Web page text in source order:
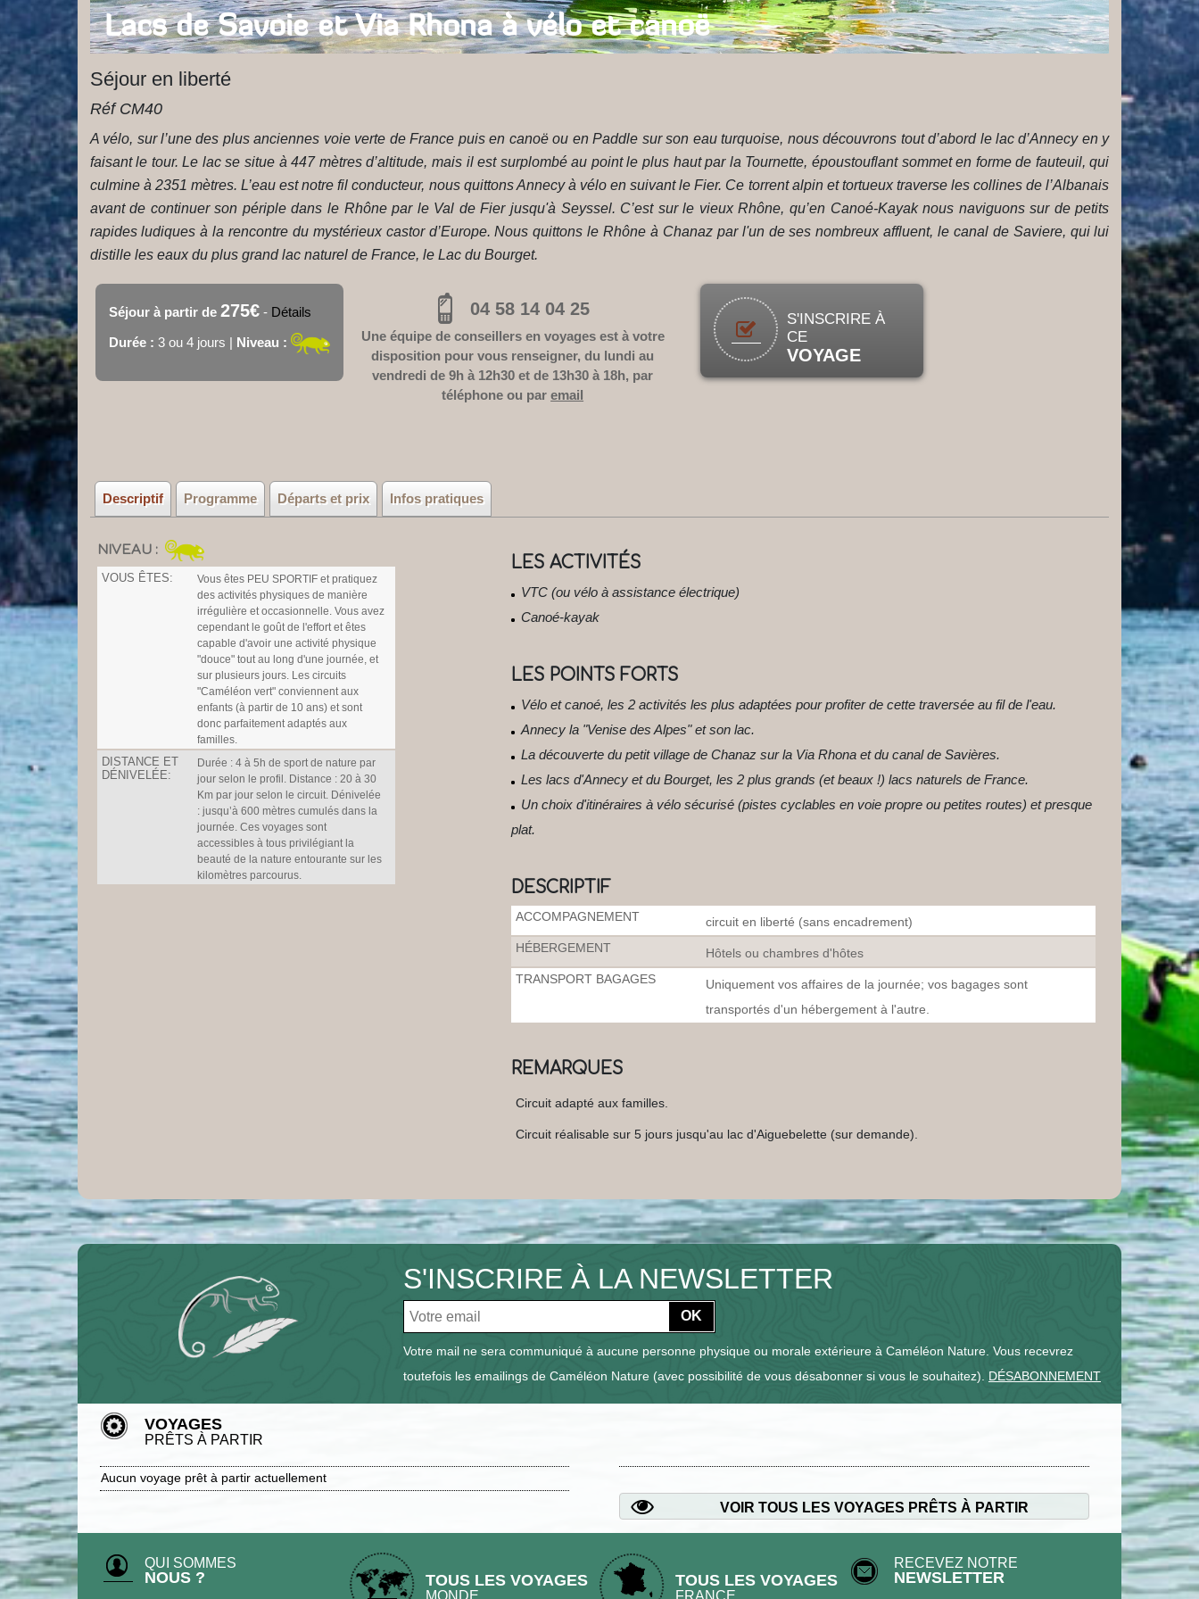
Lacs de Savoie et Via Rhona à vélo et canoë
Séjour en liberté
Réf CM40
A vélo, sur l’une des plus anciennes voie verte de France puis en canoë ou en Paddle sur son eau turquoise, nous découvrons tout d’abord le lac d’Annecy en y
faisant le tour. Le lac se situe à 447 mètres d’altitude, mais il est surplombé au point le plus haut par la Tournette, époustouflant sommet en forme de fauteuil, qui
culmine à 2351 mètres. L’eau est notre fil conducteur, nous quittons Annecy à vélo en suivant le Fier. Ce torrent alpin et tortueux traverse les collines de l’Albanais
avant de continuer son périple dans le Rhône par le Val de Fier jusqu'à Seyssel. C’est sur le vieux Rhône, qu’en Canoé-Kayak nous naviguons sur de petits
rapides ludiques à la rencontre du mystérieux castor d’Europe. Nous quittons le Rhône à Chanaz par l'un de ses nombreux affluent, le canal de Saviere, qui lui
distille les eaux du plus grand lac naturel de France, le Lac du Bourget.
Séjour à partir de 275€- Détails
Durée : 3 ou 4 jours | Niveau :
04 58 14 04 25
Une équipe de conseillers en voyages est à votre
disposition pour vous renseigner, du lundi au
vendredi de 9h à 12h30 et de 13h30 à 18h, par
téléphone ou paremail
S'INSCRIRE À
CE
VOYAGE
Descriptif Programme Départs et prix Infos pratiques
NIVEAU :
VOUS ÊTES:
Vous êtes PEU SPORTIF et pratiquez
des activités physiques de manière
irrégulière et occasionnelle. Vous avez
cependant le goût de l'effort et êtes
capable d'avoir une activité physique
"douce" tout au long d'une journée, et
sur plusieurs jours. Les circuits
"Caméléon vert" conviennent aux
enfants (à partir de 10 ans) et sont
donc parfaitement adaptés aux
familles.
DISTANCE ET
DÉNIVELÉE:
Durée : 4 à 5h de sport de nature par
jour selon le profil. Distance : 20 à 30
Km par jour selon le circuit. Dénivelée
: jusqu’à 600 mètres cumulés dans la
journée. Ces voyages sont
accessibles à tous privilégiant la
beauté de la nature entourante sur les
kilomètres parcourus.
LES ACTIVITÉS
VTC (ou vélo à assistance électrique)
Canoé-kayak
LES POINTS FORTS
Vélo et canoé, les 2 activités les plus adaptées pour profiter de cette traversée au fil de l'eau.
Annecy la "Venise des Alpes" et son lac.
La découverte du petit village de Chanaz sur la Via Rhona et du canal de Savières.
Les lacs d'Annecy et du Bourget, les 2 plus grands (et beaux !) lacs naturels de France.
Un choix d'itinéraires à vélo sécurisé (pistes cyclables en voie propre ou petites routes) et presque
plat.
DESCRIPTIF
ACCOMPAGNEMENT
circuit en liberté (sans encadrement)
HÉBERGEMENT
Hôtels ou chambres d'hôtes
TRANSPORT BAGAGES
Uniquement vos affaires de la journée; vos bagages sont
transportés d'un hébergement à l'autre.
REMARQUES
Circuit adapté aux familles.
Circuit réalisable sur 5 jours jusqu'au lac d'Aiguebelette (sur demande).
S'INSCRIRE À LA NEWSLETTER
OK
Votre mail ne sera communiqué à aucune personne physique ou morale extérieure à Caméléon Nature. Vous recevrez
toutefois les emailings de Caméléon Nature (avec possibilité de vous désabonner si vous le souhaitez). DÉSABONNEMENT
VOYAGES
PRÊTS À PARTIR
Aucun voyage prêt à partir actuellement
VOIR TOUS LES VOYAGES PRÊTS À PARTIR
QUI SOMMES
NOUS ? TOUS LES VOYAGES TOUS LES VOYAGES
RECEVEZ NOTRE
NEWSLETTER